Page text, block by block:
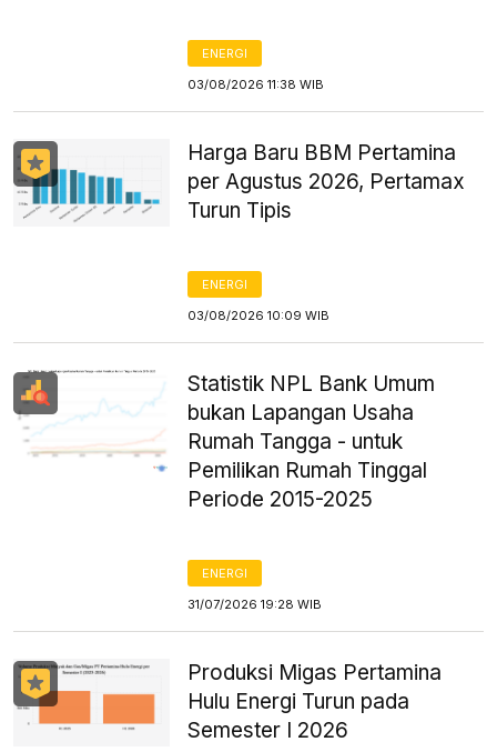
ENERGI
03/08/2026 11:38 WIB
Harga Baru BBM Pertamina
per Agustus 2026, Pertamax
Turun Tipis
ENERGI
03/08/2026 10:09 WIB
Statistik NPL Bank Umum
bukan Lapangan Usaha
Rumah Tangga - untuk
Pemilikan Rumah Tinggal
Periode 2015-2025
ENERGI
31/07/2026 19:28 WIB
Produksi Migas Pertamina
Hulu Energi Turun pada
Semester I 2026